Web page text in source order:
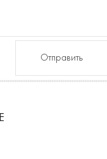
Отправить